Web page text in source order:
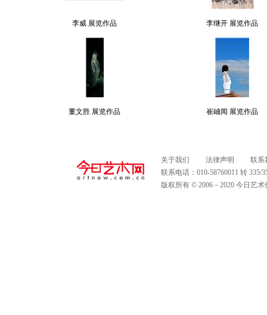
李威 展览作品 李继开 展览作品
董文胜 展览作品 崔岫闻 展览作品
关于我们 法律声明
联系
联系电话：010-58760011 转
版权所有 © 2006－2020 今日艺